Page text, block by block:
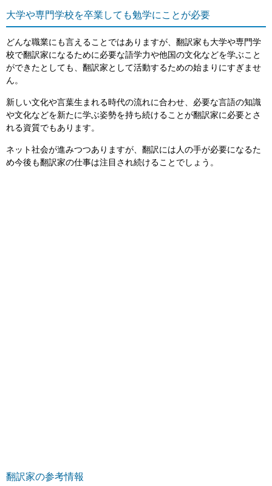
大学や専門学校を卒業しても勉学にことが必要
どんな職業にも言えることではありますが、翻訳家も大学や専門学
校で翻訳家になるために必要な語学力や他国の文化などを学ぶこと
ができたとしても、翻訳家として活動するための始まりにすぎませ
ん。
新しい文化や言葉生まれる時代の流れに合わせ、必要な言語の知識
や文化などを新たに学ぶ姿勢を持ち続けることが翻訳家に必要とさ
れる資質でもあります。
ネット社会が進みつつありますが、翻訳には人の手が必要になるた
め今後も翻訳家の仕事は注目され続けることでしょう。
翻訳家の参考情報